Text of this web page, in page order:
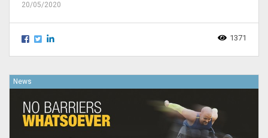
20/05/2020
1371
News